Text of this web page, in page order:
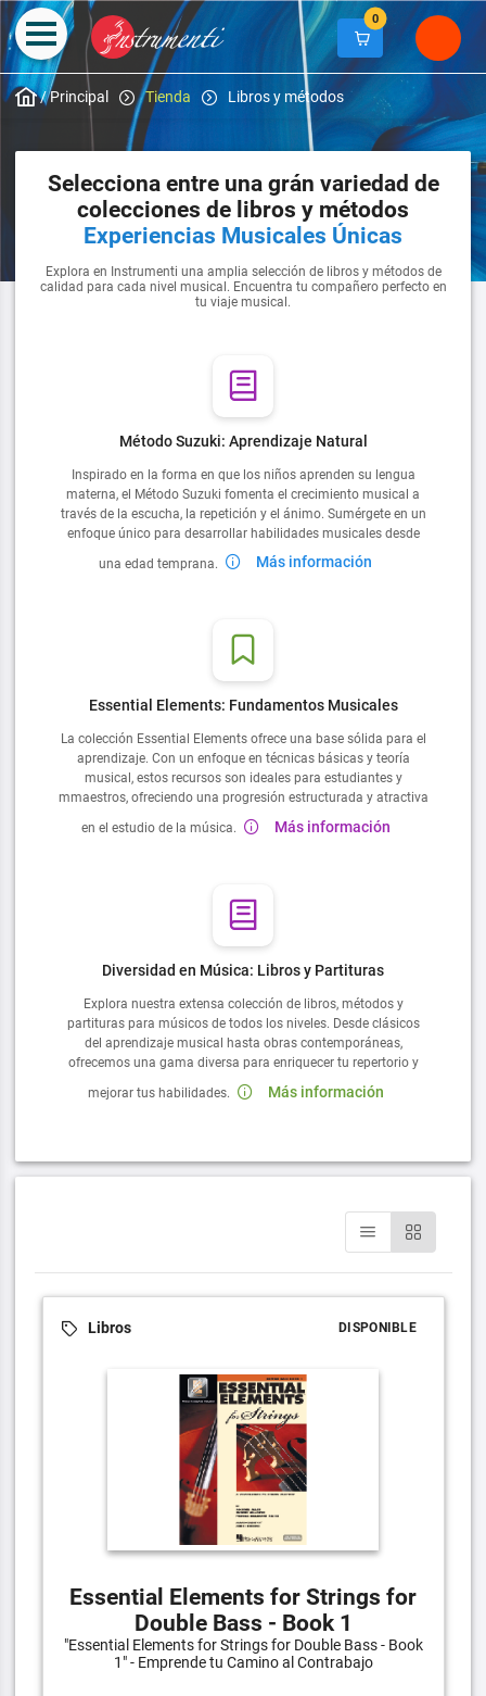
0
/Principal Tienda Libros y métodos
Selecciona entre una grán variedad de
colecciones de libros y métodos
Experiencias Musicales Únicas
Explora en Instrumenti una amplia selección de libros y métodos de
calidad para cada nivel musical. Encuentra tu compañero perfecto en
tu viaje musical.
Método Suzuki: Aprendizaje Natural
Inspirado en la forma en que los niños aprenden su lengua
materna, el Método Suzuki fomenta el crecimiento musical a
través de la escucha, la repetición y el ánimo. Sumérgete en un
enfoque único para desarrollar habilidades musicales desde
una edad temprana.
Más información
Essential Elements: Fundamentos Musicales
La colección Essential Elements ofrece una base sólida para el
aprendizaje. Con un enfoque en técnicas básicas y teoría
musical, estos recursos son ideales para estudiantes y
mmaestros, ofreciendo una progresión estructurada y atractiva
en el estudio de la música.
Más información
Diversidad en Música: Libros y Partituras
Explora nuestra extensa colección de libros, métodos y
partituras para músicos de todos los niveles. Desde clásicos
del aprendizaje musical hasta obras contemporáneas,
ofrecemos una gama diversa para enriquecer tu repertorio y
mejorar tus habilidades.
Más información
Libros DISPONIBLE
Essential Elements for Strings for
Double Bass - Book 1
"Essential Elements for Strings for Double Bass - Book
1" - Emprende tu Camino al Contrabajo